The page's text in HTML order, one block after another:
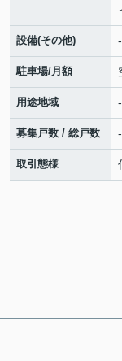
設備(その他) -
駐車場/月額
用途地域 -
募集戸数 / 総戸数
取引態様